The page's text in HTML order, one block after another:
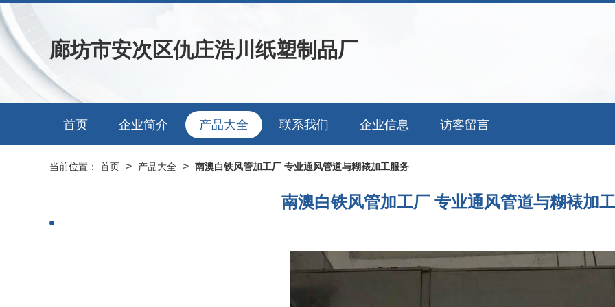
廊坊市安次区仇庄浩川纸塑制品厂
首页 企业简介 产品大全 联系我们 企业信息 访客留言
当前位置： 首页 > 产品大全 > 南澳白铁风管加工厂 专业通风管道与糊裱加工服务
南澳白铁风管加工厂 专业通风管道与糊裱加